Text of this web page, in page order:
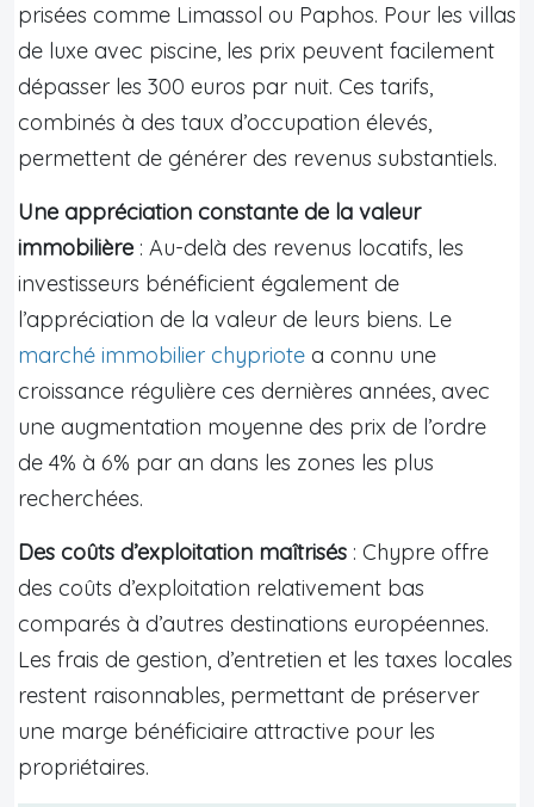
prisées comme Limassol ou Paphos. Pour les villas
de luxe avec piscine, les prix peuvent facilement
dépasser les 300 euros par nuit. Ces tarifs,
combinés à des taux d’occupation élevés,
permettent de générer des revenus substantiels.
Une appréciation constante de la valeur
immobilière : Au-delà des revenus locatifs, les
investisseurs bénéficient également de
l’appréciation de la valeur de leurs biens. Le
marché immobilier chypriote a connu une
croissance régulière ces dernières années, avec
une augmentation moyenne des prix de l’ordre
de 4% à 6% par an dans les zones les plus
recherchées.
Des coûts d’exploitation maîtrisés : Chypre offre
des coûts d’exploitation relativement bas
comparés à d’autres destinations européennes.
Les frais de gestion, d’entretien et les taxes locales
restent raisonnables, permettant de préserver
une marge bénéficiaire attractive pour les
propriétaires.